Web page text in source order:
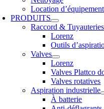
Location
PRODUITS
Raccord & Tuyauteries
Lorenz
Outils
Valves
Lorenz
Valves Plattco
Valves rotatives
Aspiration industrielle
À batterie